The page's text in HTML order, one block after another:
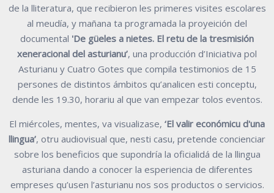
de la lliteratura, que recibieron les primeres visites escolares
al meudía, y mañana ta programada la proyeición del
documental 'De güeles a nietes. El retu de la tresmisión
xeneracional del asturianu’, una producción d’Iniciativa pol
Asturianu y Cuatro Gotes que compila testimonios de 15
persones de distintos ámbitos qu’analicen esti conceptu,
dende les 19.30, horariu al que van empezar tolos eventos.
El miércoles, mentes, va visualizase, ‘El valir económicu d'una
llingua’, otru audiovisual que, nesti casu, pretende concienciar
sobre los beneficios que supondría la oficialidá de la llingua
asturiana dando a conocer la esperiencia de diferentes
empreses qu’usen l’asturianu nos sos productos o servicios.